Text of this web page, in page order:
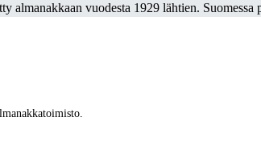
almanakkaan vuodesta 1929 lähtien. Suomessa